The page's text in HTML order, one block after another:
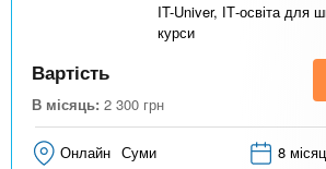
IT-Univer, ІТ-освіта для
курси
Вартість
В місяць: 2 300 грн
Онлайн Суми 8